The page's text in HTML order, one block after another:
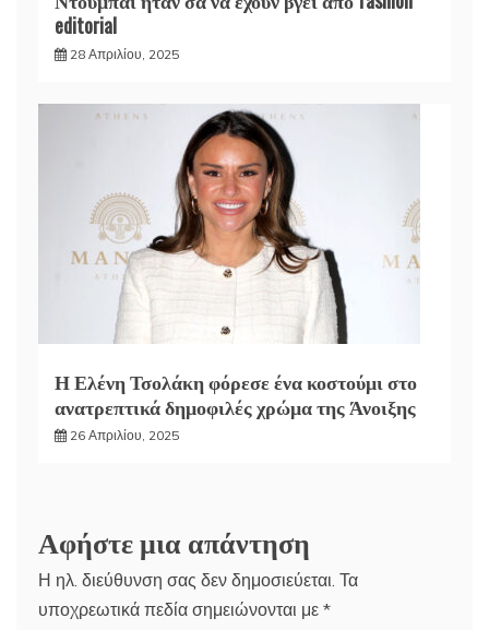
editorial
28 Απριλίου, 2025
Η Ελένη Τσολάκη φόρεσε ένα κοστούμι στο
ανατρεπτικά δημοφιλές χρώμα της Άνοιξης
26 Απριλίου, 2025
Αφήστε μια απάντηση
Η ηλ. διεύθυνση σας δεν δημοσιεύεται. Τα
υποχρεωτικά πεδία σημειώνονται με *